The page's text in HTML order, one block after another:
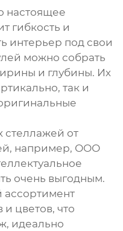
настоящее
гибкость и
интерьер под свои
можно собрать
и глубины. Их
так и
от
например, ООО
очень выгодным.
цветов, что
идеально